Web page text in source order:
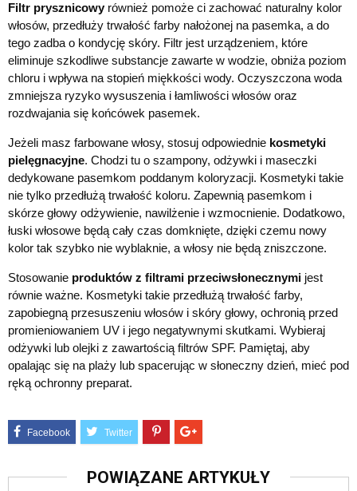
Filtr prysznicowy również pomoże ci zachować naturalny kolor
włosów, przedłuży trwałość farby nałożonej na pasemka, a do
tego zadba o kondycję skóry. Filtr jest urządzeniem, które
eliminuje szkodliwe substancje zawarte w wodzie, obniża poziom
chloru i wpływa na stopień miękkości wody. Oczyszczona woda
zmniejsza ryzyko wysuszenia i łamliwości włosów oraz
rozdwajania się końcówek pasemek.
Jeżeli masz farbowane włosy, stosuj odpowiednie kosmetyki
pielęgnacyjne. Chodzi tu o szampony, odżywki i maseczki
dedykowane pasemkom poddanym koloryzacji. Kosmetyki takie
nie tylko przedłużą trwałość koloru. Zapewnią pasemkom i
skórze głowy odżywienie, nawilżenie i wzmocnienie. Dodatkowo,
łuski włosowe będą cały czas domknięte, dzięki czemu nowy
kolor tak szybko nie wyblaknie, a włosy nie będą zniszczone.
Stosowanie produktów z filtrami przeciwsłonecznymi jest
równie ważne. Kosmetyki takie przedłużą trwałość farby,
zapobiegną przesuszeniu włosów i skóry głowy, ochronią przed
promieniowaniem UV i jego negatywnymi skutkami. Wybieraj
odżywki lub olejki z zawartością filtrów SPF. Pamiętaj, aby
opalając się na plaży lub spacerując w słoneczny dzień, mieć pod
ręką ochronny preparat.
POWIĄZANE ARTYKUŁY